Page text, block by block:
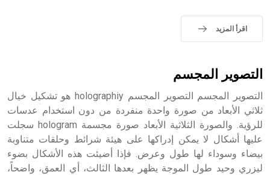
sign تكتب منفصلة غير متصلة، وتعتمد المبدأ الأكوروفوني،
حيث تقتصر القيمة الصوتية للعلامة الك
اقرأ المزيد
التصوير المجسم
التصوير المجسم التصوير المجسم holographiy هو تشكيل خيال
ثلاثي الأبعاد من صورة واحدة منفردة من دون استخدام عدسات
للرؤية. والصورة الثلاثية الأبعاد صورة مجسمة hologram سجلت
عليها أشكال لا يمكن إدراكها على هيئة شرائط وحلقات متناوبة
بيضاء وسوداء لها طول وعرض. فإذا أضيئت هذه الأشكال بضوء
ليزري وحيد طول الموجة يظهر بعدها الثالث، أي العمق، واضحاً،